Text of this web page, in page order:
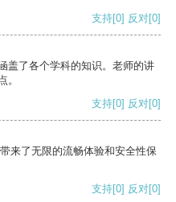
支持[0] 反对[0]
盖了各个学科的知识。老师的讲
。
支持[0] 反对[0]
来了无限的流畅体验和安全性保
支持[0] 反对[0]